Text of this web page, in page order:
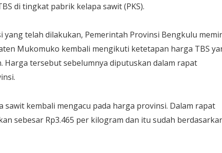
di tingkat pabrik kelapa sawit (PKS).
telah dilakukan, Pemerintah Provinsi Bengkulu
Mukomuko kembali mengikuti ketetapan harga TBS
tersebut sebelumnya diputuskan dalam rapat
kembali mengacu pada harga provinsi. Dalam rapat
sebesar Rp3.465 per kilogram dan itu sudah